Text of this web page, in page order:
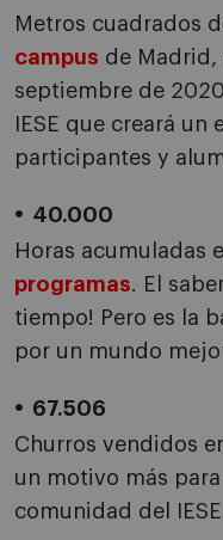
Metros cuadrados
campus de Madrid,
septiembre de
IESE que creará
participantes y
40.000
Horas acumuladas
programas. El
tiempo! Pero es la
por un mundo
67.506
Churros vendidos
un motivo más
comunidad del